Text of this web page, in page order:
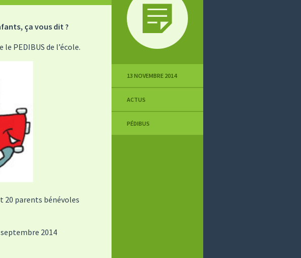
ça vous dit ?
PEDIBUS de l’école.
20 parents bénévoles
2014
13 NOVEMBRE 2014
ACTUS
PÉDIBUS